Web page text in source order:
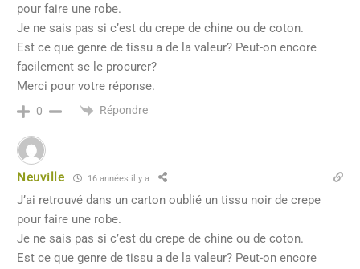
pour faire une robe.
Je ne sais pas si c’est du crepe de chine ou de coton.
Est ce que genre de tissu a de la valeur? Peut-on encore
facilement se le procurer?
Merci pour votre réponse.
0 Répondre
Neuville 16 années il y a
J’ai retrouvé dans un carton oublié un tissu noir de crepe
pour faire une robe.
Je ne sais pas si c’est du crepe de chine ou de coton.
Est ce que genre de tissu a de la valeur? Peut-on encore